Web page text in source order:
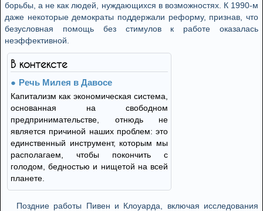
борьбы, а не как людей, нуждающихся в возможностях. К 1990‑м
даже некоторые демократы поддержали реформу, признав, что
безусловная помощь без стимулов к работе оказалась
неэффективной.
В контексте
Речь Милея в Давосе
Капитализм как экономическая система,
основанная на свободном
предпринимательстве, отнюдь не
является причиной наших проблем: это
единственный инструмент, которым мы
располагаем, чтобы покончить с
голодом, бедностью и нищетой на всей
планете.
Поздние работы Пивен и Клоуарда, включая исследования